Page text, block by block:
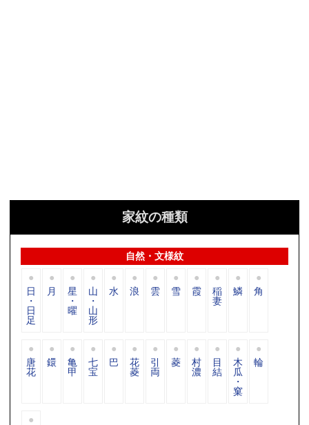
家紋の種類
自然・文様紋
日
・
日
足
月 星
・
曜
山
・
山
形
水 浪 雲 雪 霞 稲
妻
鱗 角
唐
花
鐶 亀
甲
七
宝
巴 花
菱
引
両
菱 村
濃
目
結
木
瓜
・
窠
輪